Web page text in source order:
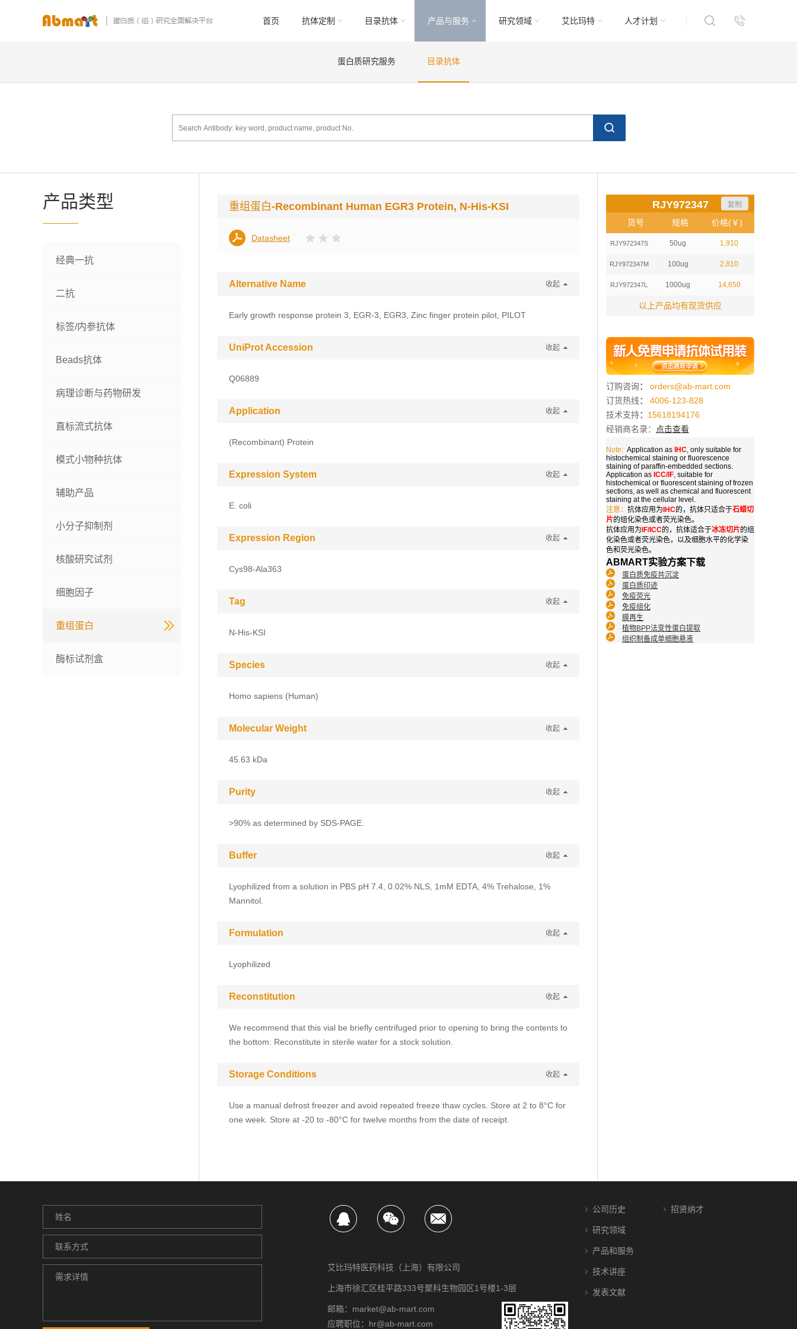
首页 抗体定制 目录抗体 产品与服务 研究领域 艾比玛特 人才计划
蛋白质研究服务 目录抗体
产品类型
经典一抗
二抗
标签/内参抗体
Beads抗体
病理诊断与药物研发
直标流式抗体
模式小物种抗体
辅助产品
小分子抑制剂
核酸研究试剂
细胞因子
重组蛋白
酶标试剂盒
RJY972347 复制
货号 规格 价格(￥)
RJY972347S 50ug 1,910
RJY972347M 100ug 2,810
RJY972347L 1000ug 14,650
以上产品均有现货供应
订购咨询：
orders@ab-mart.com
订货热线：
4006-123-828
技术支持： 15618194176
经销商名录：
点击查看
Note: Application as IHC, only suitable for
histochemical staining or fluorescence
staining of paraffin-embedded sections.
Application as ICC/IF, suitable for
histochemical or fluorescent staining of frozen
sections, as well as chemical and fluorescent
staining at the cellular level.
注意： 抗体应用为 IHC的，抗体只适合于石蜡切
片的组化染色或者荧光染色。
抗体应用为 IF/ICC的，抗体适合于冰冻切片的组
化染色或者荧光染色，以及细胞水平的化学染
色和荧光染色。
ABMART实验方案下载
蛋白质免疫共沉淀
蛋白质印迹
免疫荧光
免疫组化
膜再生
植物BPP法变性蛋白提取
组织制备成单细胞悬液
重组蛋白-Recombinant Human EGR3 Protein, N-His-KSI
Datasheet
Alternative Name 收起
Early growth response protein 3, EGR-3, EGR3, Zinc finger protein pilot, PILOT
UniProt Accession 收起
Q06889
Application 收起
(Recombinant) Protein
Expression System 收起
E. coli
Expression Region 收起
Cys98-Ala363
Tag 收起
N-His-KSI
Species 收起
Homo sapiens (Human)
Molecular Weight 收起
45.63 kDa
Purity 收起
>90% as determined by SDS-PAGE.
Buffer 收起
Lyophilized from a solution in PBS pH 7.4, 0.02% NLS, 1mM EDTA, 4% Trehalose, 1%
Mannitol.
Formulation 收起
Lyophilized
Reconstitution 收起
We recommend that this vial be briefly centrifuged prior to opening to bring the contents to
the bottom. Reconstitute in sterile water for a stock solution.
Storage Conditions 收起
Use a manual defrost freezer and avoid repeated freeze thaw cycles. Store at 2 to 8°C for
one week. Store at -20 to -80°C for twelve months from the date of receipt.
艾比玛特医药科技（上海）有限公司
上海市徐汇区桂平路333号聚科生物园区1号楼1-3层
邮箱：market@ab-mart.com
应聘职位：hr@ab-mart.com
公司历史
研究领域
产品和服务
技术讲座
发表文献
招贤纳才